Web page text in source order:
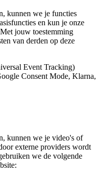
kunnen we je functies
en kun je onze
jouw toestemming
van derden op deze
Event Tracking)
Consent Mode, Klarna,
kunnen we je video's of
externe providers wordt
we de volgende